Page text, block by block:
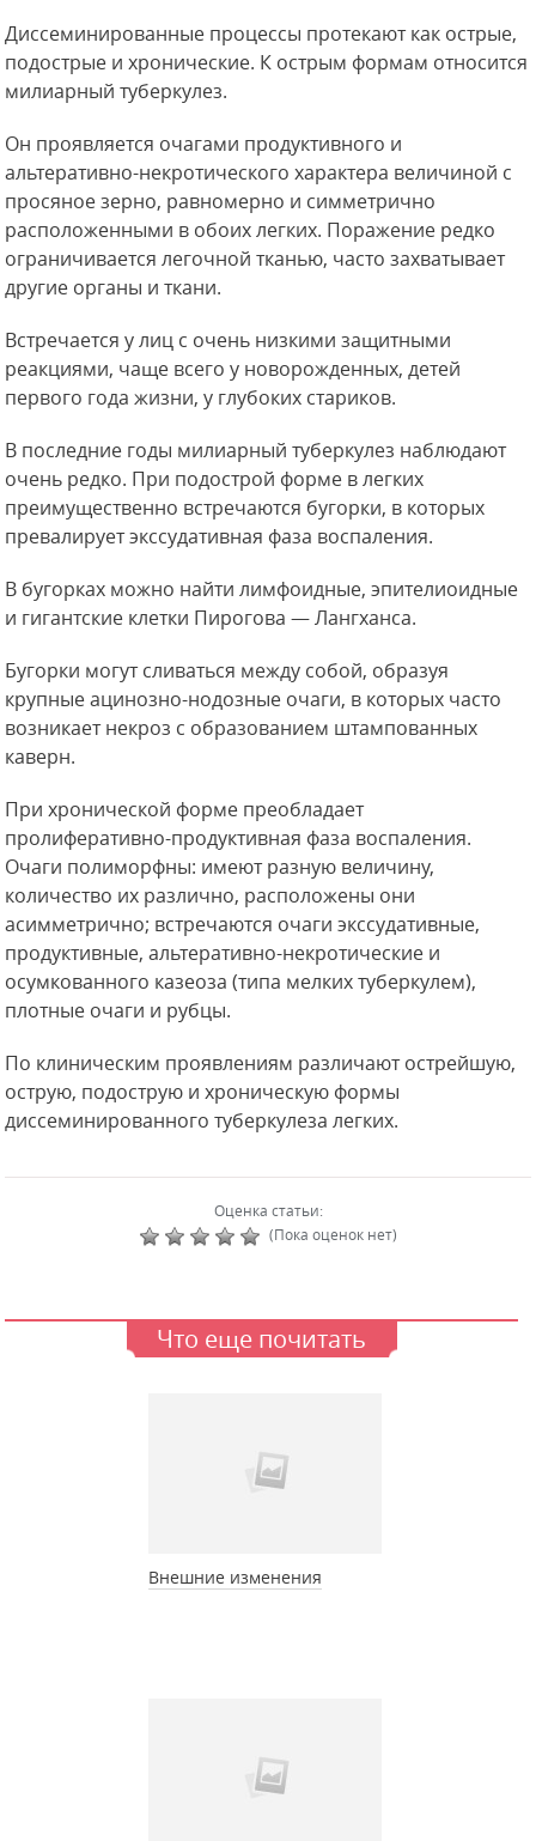
Диссеминированные процессы протекают как острые,
подострые и хронические. К острым формам относится
милиарный туберкулез.
Он проявляется очагами продуктивного и
альтеративно-некротического характера величиной с
просяное зерно, равномерно и симметрично
расположенными в обоих легких. Поражение редко
ограничивается легочной тканью, часто захватывает
другие органы и ткани.
Встречается у лиц с очень низкими защитными
реакциями, чаще всего у новорожденных, детей
первого года жизни, у глубоких стариков.
В последние годы милиарный туберкулез наблюдают
очень редко. При подострой форме в легких
преимущественно встречаются бугорки, в которых
превалирует экссудативная фаза воспаления.
В бугорках можно найти лимфоидные, эпителиоидные
и гигантские клетки Пирогова — Лангханса.
Бугорки могут сливаться между собой, образуя
крупные ацинозно-нодозные очаги, в которых часто
возникает некроз с образованием штампованных
каверн.
При хронической форме преобладает
пролиферативно-продуктивная фаза воспаления.
Очаги полиморфны: имеют разную величину,
количество их различно, расположены они
асимметрично; встречаются очаги экссудативные,
продуктивные, альтеративно-некротические и
осумкованного казеоза (типа мелких туберкулем),
плотные очаги и рубцы.
По клиническим проявлениям различают острейшую,
острую, подострую и хроническую формы
диссеминированного туберкулеза легких.
Оценка статьи:
(Пока оценок нет)
Что еще почитать
Внешние изменения